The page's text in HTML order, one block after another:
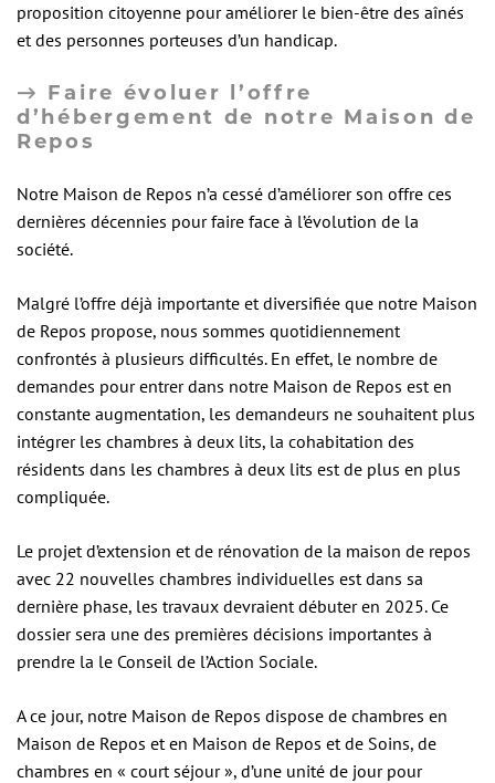
proposition citoyenne pour améliorer le bien-être des aînés
et des personnes porteuses d’un handicap.
→ Faire évoluer l’offre
d’hébergement de notre Maison de
Repos
Notre Maison de Repos n’a cessé d’améliorer son offre ces
dernières décennies pour faire face à l’évolution de la
société.
Malgré l’offre déjà importante et diversifiée que notre Maison
de Repos propose, nous sommes quotidiennement
confrontés à plusieurs difficultés. En effet, le nombre de
demandes pour entrer dans notre Maison de Repos est en
constante augmentation, les demandeurs ne souhaitent plus
intégrer les chambres à deux lits, la cohabitation des
résidents dans les chambres à deux lits est de plus en plus
compliquée.
Le projet d’extension et de rénovation de la maison de repos
avec 22 nouvelles chambres individuelles est dans sa
dernière phase, les travaux devraient débuter en 2025. Ce
dossier sera une des premières décisions importantes à
prendre la le Conseil de l’Action Sociale.
A ce jour, notre Maison de Repos dispose de chambres en
Maison de Repos et en Maison de Repos et de Soins, de
chambres en « court séjour », d’une unité de jour pour